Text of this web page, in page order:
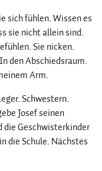
sich fühlen. Wissen es
sie nicht allein sind.
Sie nicken.
den Abschiedsraum.
Arm.
Schwestern.
Josef seinen
die Geschwisterkinder
die Schule. Nächstes